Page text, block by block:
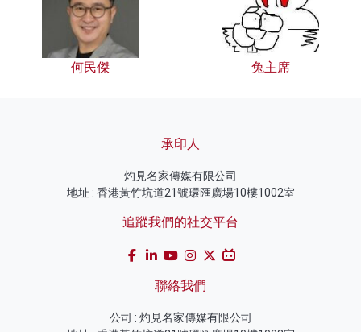
何民傑 兔主席
承印人
灼見名家傳媒有限公司
地址 : 香港黃竹坑道21號環匯廣場10樓1002室
追蹤我們的社交平台
聯絡我們
公司 : 灼見名家傳媒有限公司